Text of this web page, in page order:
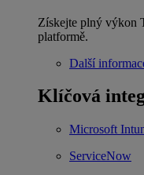
Získejte plný výkon
platformě.
Další
Klíčová
Microsoft
ServiceNow